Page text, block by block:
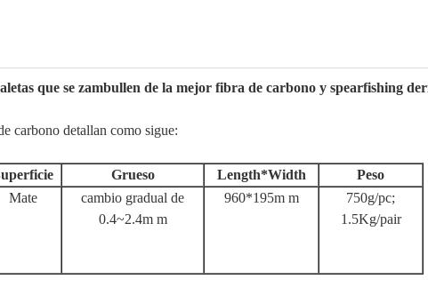
que se zambullen de la mejor fibra de carbono y spearfishing
carbono detallan como sigue:
Grueso Length*Width
Peso
Mate
cambio gradual de
0.4~2.4m m
960*195m m
750g/pc;
1.5Kg/pair